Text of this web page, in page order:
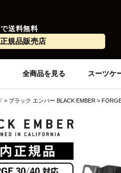
送料無料
規品販売店
全商品を見る スーツケ
ブラック エンバー BLACK EMBER